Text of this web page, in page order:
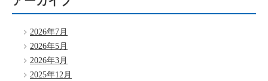
2026年7月
2026年5月
2026年3月
2025年12月